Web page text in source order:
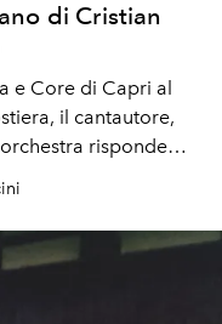
di Cristian
e Core di Capri al
il cantautore,
risponde